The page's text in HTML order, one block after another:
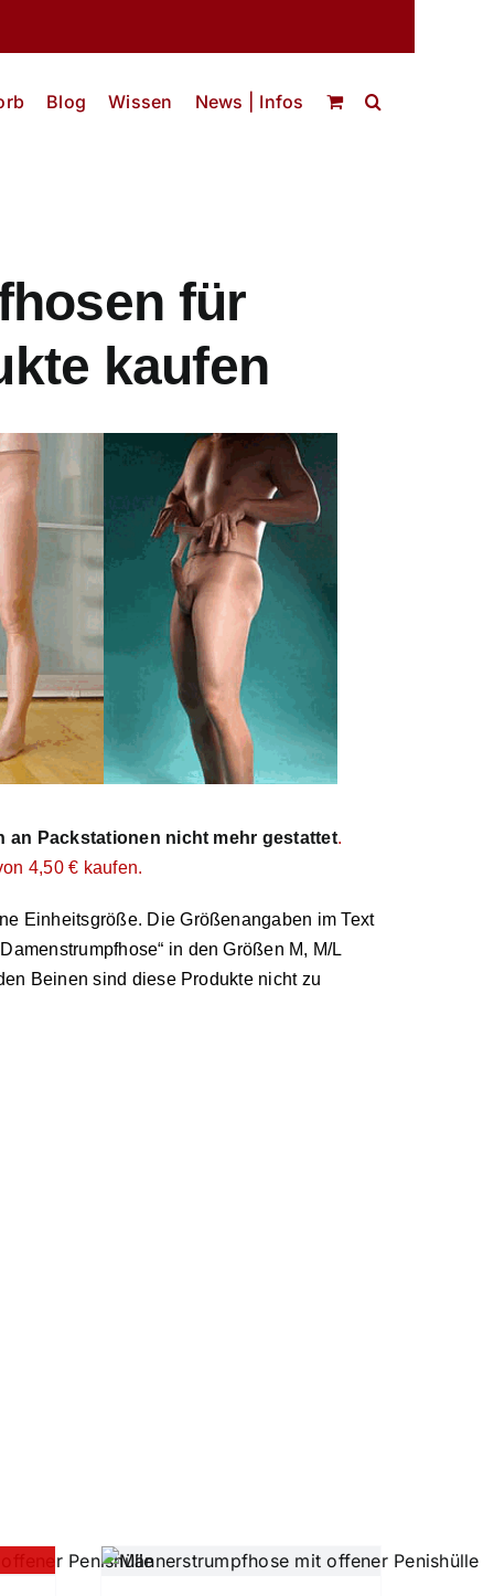
Blog Wissen News | Infos
für
kaufen
an Packstationen nicht mehr gestattet.
4,50 € kaufen.
Einheitsgröße. Die Größenangaben im Text
in den Größen M, M/L
Beinen sind diese Produkte nicht zu